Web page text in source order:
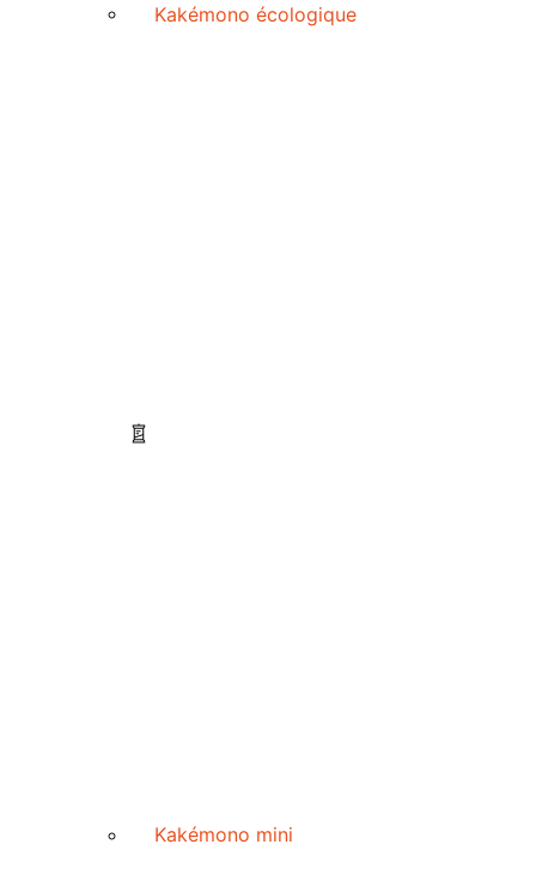
Kakémono écologique
Kakémono mini